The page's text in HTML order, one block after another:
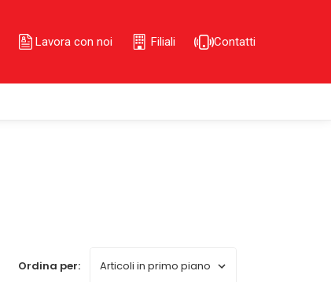
Lavora con noi Filiali Contatti
Ordina per: